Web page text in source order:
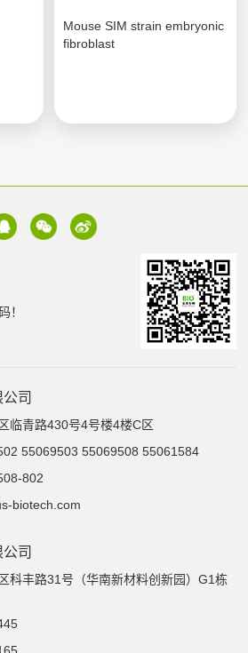
Mouse SIM strain embryonic
fibroblast
！
司
临青路430号4号楼4楼C区
55069503 55069508 55061584
802
biotech.com
司
科丰路31号（华南新材料创新园）G1栋